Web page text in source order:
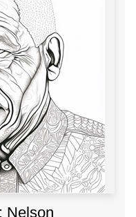
Nelson